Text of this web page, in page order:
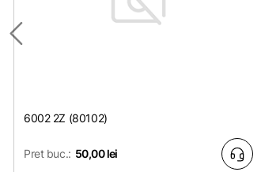
6002 2Z (80102)
Pret buc.: 50,00 lei